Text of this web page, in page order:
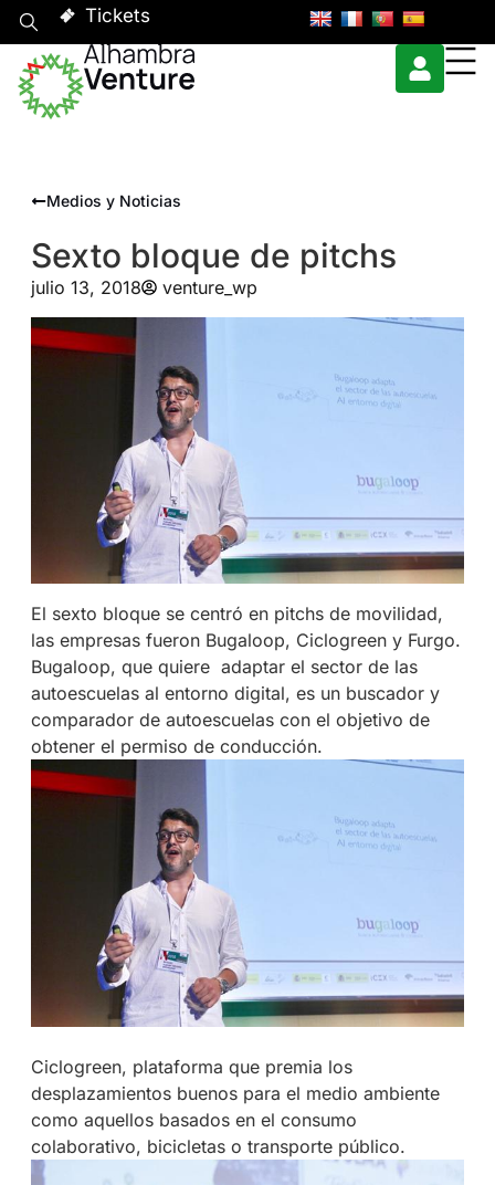
Tickets
Medios y Noticias
Sexto bloque de pitchs
julio 13, 2018 venture_wp
El sexto bloque se centró en pitchs de movilidad,
las empresas fueron Bugaloop, Ciclogreen y Furgo.
Bugaloop, que quiere adaptar el sector de las
autoescuelas al entorno digital, es un buscador y
comparador de autoescuelas con el objetivo de
obtener el permiso de conducción.
Ciclogreen, plataforma que premia los
desplazamientos buenos para el medio ambiente
como aquellos basados en el consumo
colaborativo, bicicletas o transporte público.